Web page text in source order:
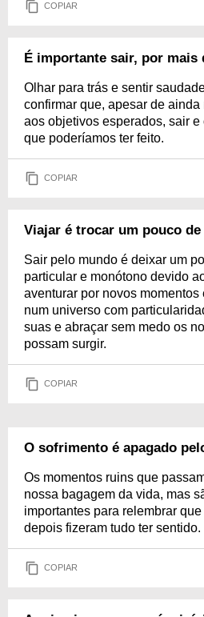
COPIAR
É importante sair, por mais
Olhar para trás e sentir
confirmar que, apesar de
aos objetivos esperados, sair
que poderíamos ter feito.
COPIAR
Viajar é trocar um pouco
Sair pelo mundo é deixar um
particular e monótono devido
aventurar por novos
num universo com
suas e abraçar sem medo os
possam surgir.
COPIAR
O sofrimento é apagado
Os momentos ruins que
nossa bagagem da vida, mas
importantes para relembrar
depois fizeram tudo ter sentido.
COPIAR